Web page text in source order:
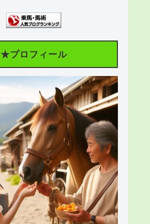
★プロフィール